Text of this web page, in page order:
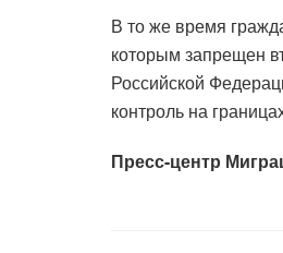
В то же время
которым запрещен
Российской
контроль на
Пресс-центр